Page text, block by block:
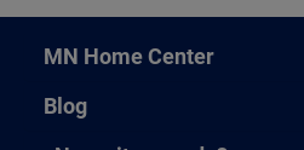
MN Home Center
Blog